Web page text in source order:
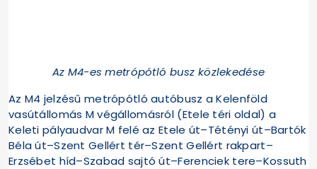
Az M4-es metrópótló busz közlekedése
Az M4 jelzésű metrópótló autóbusz a Kelenföld
vasútállomás M végállomásról (Etele téri oldal) a
Keleti pályaudvar M felé az Etele út–Tétényi út–Bartók
Béla út–Szent Gellért tér–Szent Gellért rakpart–
Erzsébet híd–Szabad sajtó út–Ferenciek tere–Kossuth